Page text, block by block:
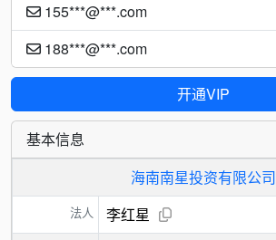
155***@***.com
188***@***.com
开通VIP
基本信息
海南南星投资有限公司
法人 李红星